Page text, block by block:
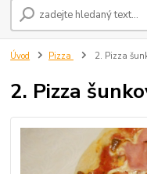
Úvod Pizza 2. Pizza
2. Pizza